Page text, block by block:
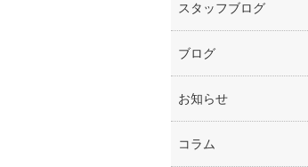
スタッフブログ
ブログ
お知らせ
コラム